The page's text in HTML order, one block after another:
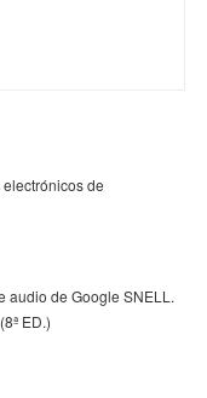
de
audio de Google SNELL.
ED.)